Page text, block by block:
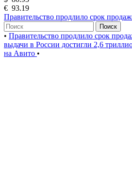
€ 93.19
Правительство продлило срок
Поиск
• Правительство продлило срок
выдачи в России достигли 2,6
на Авито •